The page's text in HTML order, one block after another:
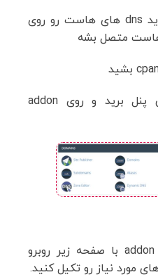
1.قبل از هر کاری در سی پنل باید dns های هاست رو روی
هاست متصل بشه
2.به قسمت domains در سی پنل برید و روی addon
3.پس از کلیک روی addon domains با صفحه زیر روبرو
مورد نیاز رو تکیل کنید.